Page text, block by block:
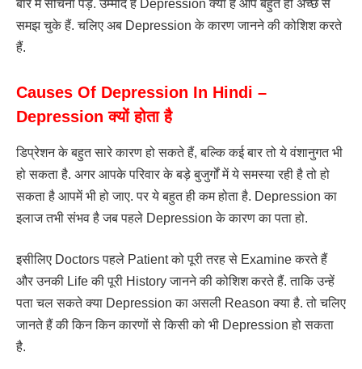
बारे में सोचना पड़े. उम्मीद है Depression क्या है आप बहुत ही अच्छे से
समझ चुके हैं. चलिए अब Depression के कारण जानने की कोशिश करते
हैं.
Causes Of Depression In Hindi –
Depression क्यों होता है
डिप्रेशन के बहुत सारे कारण हो सकते हैं, बल्कि कई बार तो ये वंशानुगत भी
हो सकता है. अगर आपके परिवार के बड़े बुजुर्गों में ये समस्या रही है तो हो
सकता है आपमें भी हो जाए. पर ये बहुत ही कम होता है. Depression का
इलाज तभी संभव है जब पहले Depression के कारण का पता हो.
इसीलिए Doctors पहले Patient को पूरी तरह से Examine करते हैं
और उनकी Life की पूरी History जानने की कोशिश करते हैं. ताकि उन्हें
पता चल सकते क्या Depression का असली Reason क्या है. तो चलिए
जानते हैं की किन किन कारणों से किसी को भी Depression हो सकता
है.